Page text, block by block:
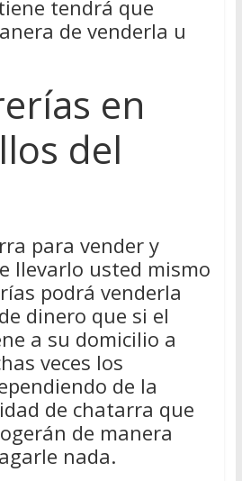
tendrá que
de venderla u
en
del
para vender y
llevarlo usted mismo
podrá venderla
dinero que si el
a su domicilio a
veces los
de la
de chatarra que
de manera
nada.